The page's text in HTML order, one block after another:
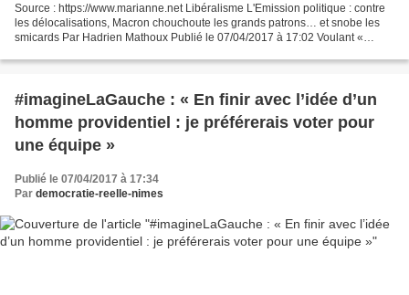
Source : https://www.marianne.net Libéralisme L'Emission politique : contre
les délocalisations, Macron chouchoute les grands patrons… et snobe les
smicards Par Hadrien Mathoux Publié le 07/04/2017 à 17:02 Voulant «
#imagineLaGauche : « En finir avec l’idée d’un
homme providentiel : je préférerais voter pour
une équipe »
Publié le 07/04/2017 à 17:34
Par democratie-reelle-nimes